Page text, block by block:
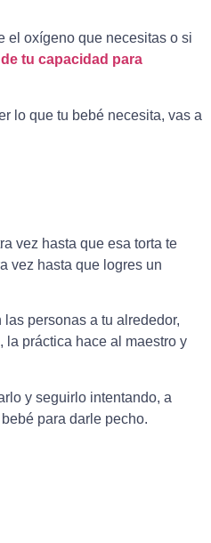
el oxígeno que necesitas o si
tu capacidad para
lo que tu bebé necesita, vas a
vez hasta que esa torta te
vez hasta que logres un
personas a tu alrededor,
la práctica hace al maestro y
y seguirlo intentando, a
para darle pecho.